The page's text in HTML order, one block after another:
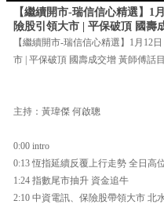
【繼續開市-瑞信信心精選】1
險股引領大市 | 平保破頂 國壽
【繼續開市-瑞信信心精選】1月12
市 | 平保破頂 國壽成交增 黃師傅話
主持：黃瑋傑 何啟聰
0:00 intro
0:13 恆指延續反覆上行走勢 全日高
1:24 指數尾市抽升 資金追牛
2:10 中資電訊、保險股帶領大市 北